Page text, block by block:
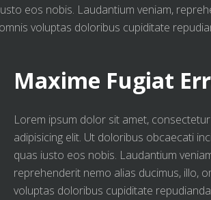
eos nobis. Laudantium veniam,
voluptas doloribus cupiditate
Maxime Fugiat
Lorem ipsum dolor sit amet, consectetur
adipisicing elit. Ut doloribus obcaecati
quas iusto eos nobis. Laudantium
reprehenderit nemo alias ducimus, illo,
voluptas doloribus cupiditate